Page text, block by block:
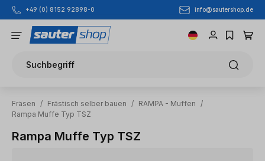
Zum Hauptinhalt springen
+49 (0) 8152 92898-0 info@sautershop.de
Suchbegriff
Fräsen / Frästisch selber bauen / RAMPA - Muffen
/
Rampa Muffe Typ TSZ
Rampa Muffe Typ TSZ